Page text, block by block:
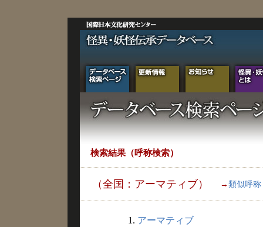
検索結果（呼称検索）
（全国：アーマティブ） → 類似呼称
1. アーマティブ